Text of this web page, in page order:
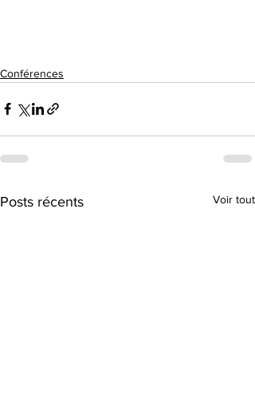
Conférences
Posts récents Voir tout